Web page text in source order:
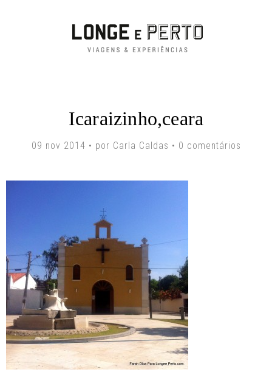
Icaraizinho,ceara
09 nov 2014 • por Carla Caldas • 0 comentários